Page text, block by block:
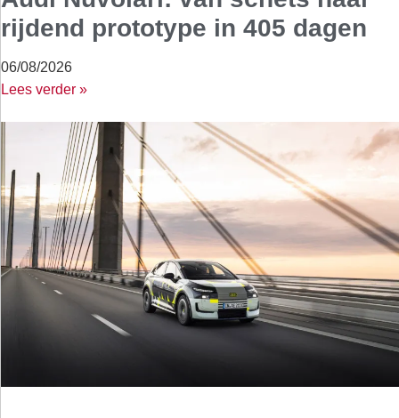
rijdend prototype in 405 dagen
06/08/2026
Lees verder »